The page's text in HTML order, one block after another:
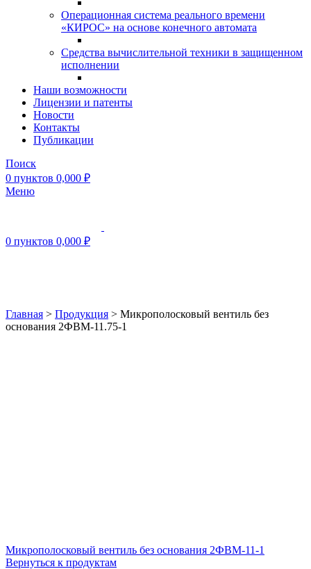
Операционная система реального времени
«КИРОС» на основе конечного автомата
Средства вычислительной техники в защищенном
исполнении
Наши возможности
Лицензии и патенты
Новости
Контакты
Публикации
Поиск
0 пунктов 0,000 ₽
Меню
0 пунктов 0,000 ₽
Главная > Продукция > Микрополосковый вентиль без
основания 2ФВМ-11.75-1
Микрополосковый вентиль без основания 2ФВМ-11-1
Вернуться к продуктам